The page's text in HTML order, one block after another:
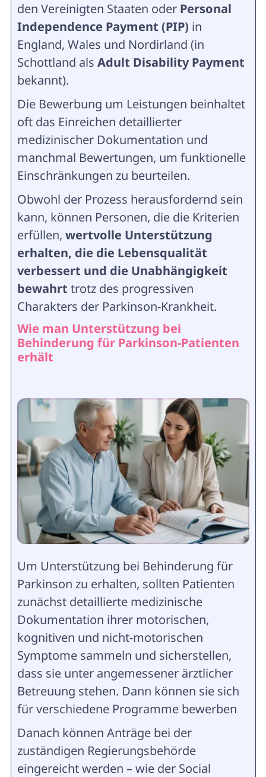
den Vereinigten Staaten oder Personal
Independence Payment (PIP) in
England, Wales und Nordirland (in
Schottland als Adult Disability Payment
bekannt).
Die Bewerbung um Leistungen beinhaltet
oft das Einreichen detaillierter
medizinischer Dokumentation und
manchmal Bewertungen, um funktionelle
Einschränkungen zu beurteilen.
Obwohl der Prozess herausfordernd sein
kann, können Personen, die die Kriterien
erfüllen, wertvolle Unterstützung
erhalten, die die Lebensqualität
verbessert und die Unabhängigkeit
bewahrt trotz des progressiven
Charakters der Parkinson-Krankheit.
Wie man Unterstützung bei
Behinderung für Parkinson-Patienten
erhält
Um Unterstützung bei Behinderung für
Parkinson zu erhalten, sollten Patienten
zunächst detaillierte medizinische
Dokumentation ihrer motorischen,
kognitiven und nicht-motorischen
Symptome sammeln und sicherstellen,
dass sie unter angemessener ärztlicher
Betreuung stehen. Dann können sie sich
für verschiedene Programme bewerben
Danach können Anträge bei der
zuständigen Regierungsbehörde
eingereicht werden – wie der Social